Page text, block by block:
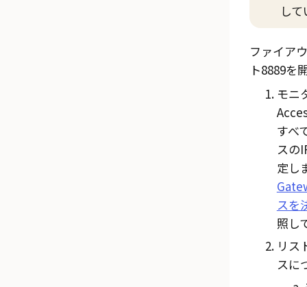
し
ファイア
ト8889を
モニ
すべ
スの
定し
スを
照し
リス
スに